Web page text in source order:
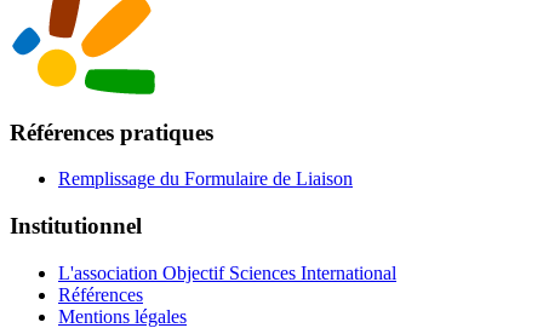
Références pratiques
Remplissage du Formulaire de Liaison
Institutionnel
L'association Objectif Sciences International
Références
Mentions légales